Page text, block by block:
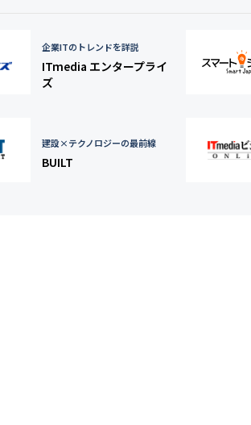
企業ITのトレンドを詳説
ITmedia エンタープライ
ズ
建設×テクノロジーの最前線
BUILT